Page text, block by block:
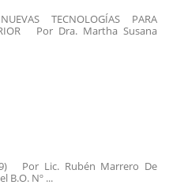
TECNOLOGÍAS PARA
Por Dra. Martha Susana
Por Lic. Rubén Marrero De
B.O. Nº ...